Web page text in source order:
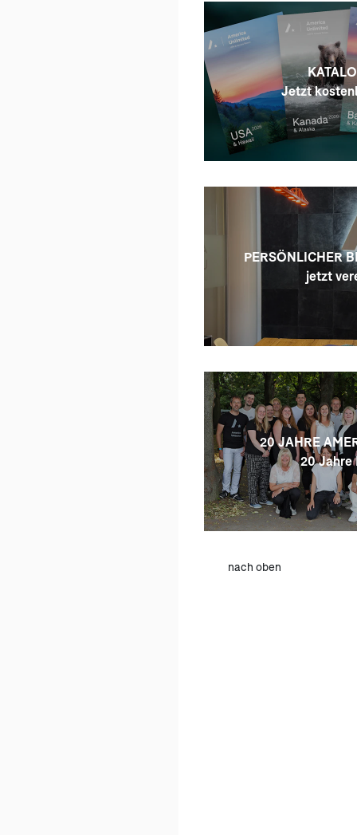
Jetzt
PERSÖNLICHER
jetzt
20 JAHRE
20 Jahre
nach oben